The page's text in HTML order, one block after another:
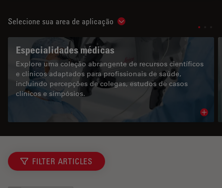
Selecione sua area de aplicação Show subnavigation
Especialidades médicas
Explore uma coleção abrangente de recursos científicos
e clínicos adaptados para profissionais de saúde,
incluindo percepções de colegas, estudos de casos
clínicos e simpósios.
FILTER ARTICLES